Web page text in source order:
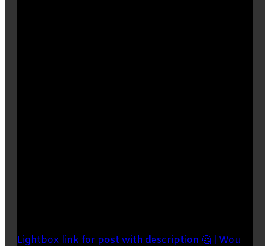
Lightbox link for post with description 🤔 | Wou